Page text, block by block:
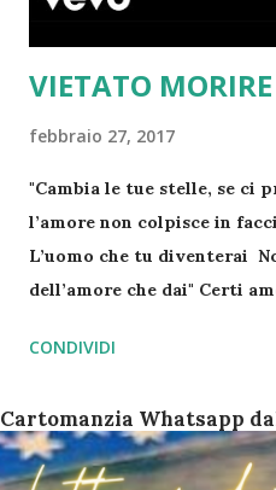
non sa Che è solo un altro
amore E mi spacca il cuo...
VIETATO
febbraio 27, 2017
"Cambia le tue stelle, se ci
l’amore non colpisce in
L’uomo che tu diventerai
dell’amore che dai" Certi
modo di comportarsi?😐 E'
NON ESITARE, BASTA
Consulta i Tarocchi " Fatti il
CONDIVIDI
Cartomanzia Whatsapp